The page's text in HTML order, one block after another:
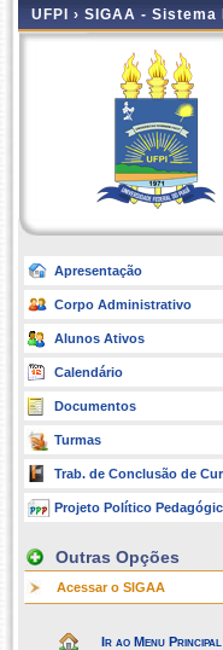
UFPI › SIGAA -
Apresentação
Corpo Administrativo
Alunos Ativos
Calendário
Documentos
Turmas
Trab. de Conclusão de
Projeto Político
Outras Opções
Acessar o SIGAA
Ir ao Menu Principal